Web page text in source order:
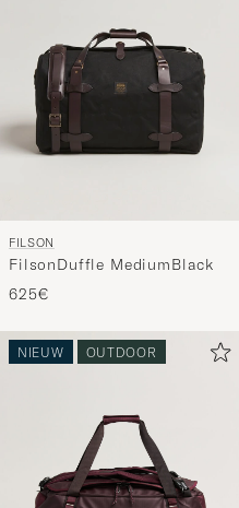
FILSON
FilsonDuffle MediumBlack
625€
NIEUW OUTDOOR